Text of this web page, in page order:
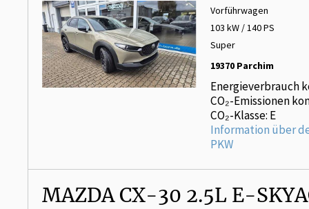
Vorführwagen
103 kW / 140 PS
Super
19370 Parchim
Energieverbrauch
CO₂-Emissionen
CO₂-Klasse: E
Information über
PKW
MAZDA CX-30 2.5L E-